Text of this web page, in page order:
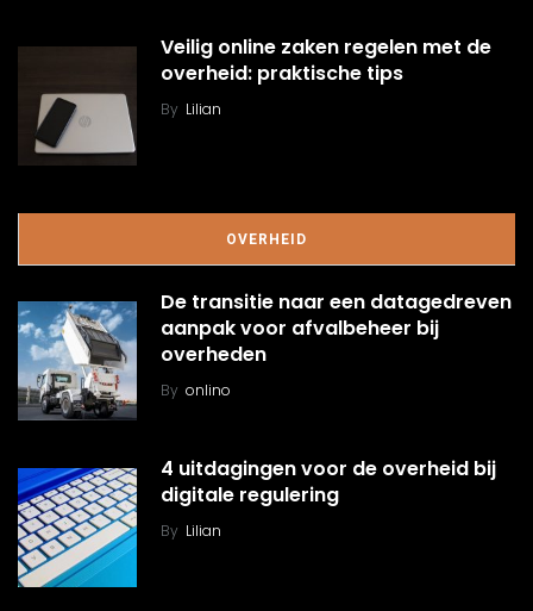
Veilig online zaken regelen met de
overheid: praktische tips
By Lilian
OVERHEID
De transitie naar een datagedreven
aanpak voor afvalbeheer bij
overheden
By onlino
4 uitdagingen voor de overheid bij
digitale regulering
By Lilian